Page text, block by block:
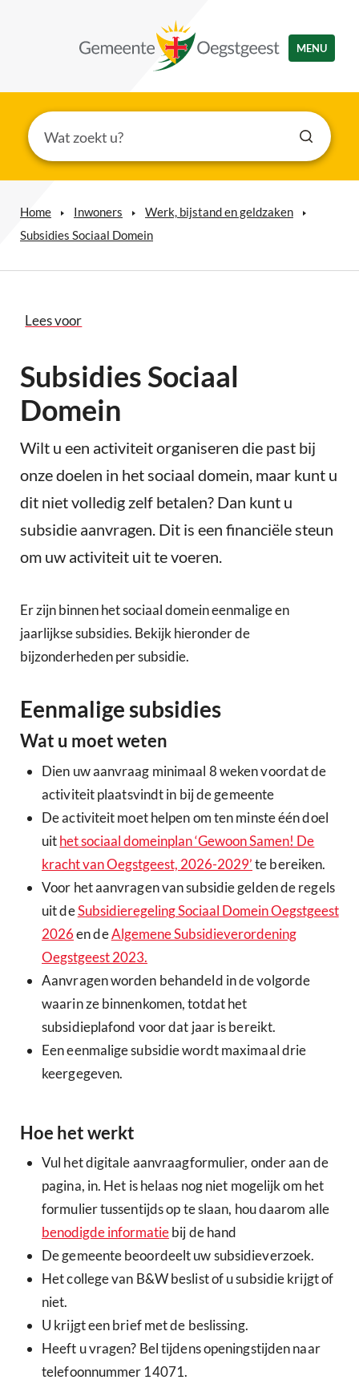
MENU
Home Inwoners
Werk, bijstand en geldzaken
Subsidies Sociaal Domein
Lees voor
Subsidies Sociaal
Domein
Wilt u een activiteit organiseren die past bij
onze doelen in het sociaal domein, maar kunt u
dit niet volledig zelf betalen? Dan kunt u
subsidie aanvragen. Dit is een financiële steun
om uw activiteit uit te voeren.
Er zijn binnen het sociaal domein eenmalige en
jaarlijkse subsidies. Bekijk hieronder de
bijzonderheden per subsidie.
Eenmalige subsidies
Wat u moet weten
Dien uw aanvraag minimaal 8 weken voordat de
activiteit plaatsvindt in bij de gemeente
De activiteit moet helpen om ten minste één doel
uithet sociaal domeinplan ‘Gewoon Samen! De
kracht van Oegstgeest, 2026-2029’te bereiken.
Voor het aanvragen van subsidie gelden de regels
uit deSubsidieregeling Sociaal Domein Oegstgeest
2026en deAlgemene Subsidieverordening
Oegstgeest 2023.
Aanvragen worden behandeld in de volgorde
waarin ze binnenkomen, totdat het
subsidieplafond voor dat jaar is bereikt.
Een eenmalige subsidie wordt maximaal drie
keergegeven.
Hoe het werkt
Vul het digitale aanvraagformulier, onder aan de
pagina, in. Het is helaas nog niet mogelijk om het
formulier tussentijds op te slaan, hou daarom alle
benodigde informatiebij de hand
De gemeente beoordeelt uw subsidieverzoek.
Het college van B&W beslist of u subsidie krijgt of
niet.
U krijgt een brief met de beslissing.
Heeft u vragen? Bel tijdens openingstijden naar
telefoonnummer 14071.